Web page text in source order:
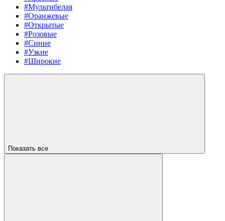
#Мультибелая
#Оранжевые
#Открытые
#Розовые
#Синие
#Узкие
#Широкие
Показать все